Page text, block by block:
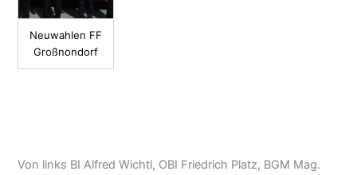
Neuwahlen FF
Großnondorf
Von links BI Alfred Wichtl, OBI Friedrich Platz, BGM Mag.